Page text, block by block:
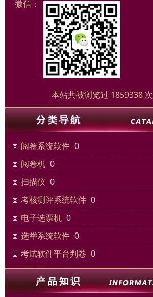
微信：
本站共被浏览过 1859338 次
阅卷系统软件 0
阅卷机 0
扫描仪 0
考核测评系统软件 0
电子选票机 0
选举系统软件 0
考试软件平台判卷 0